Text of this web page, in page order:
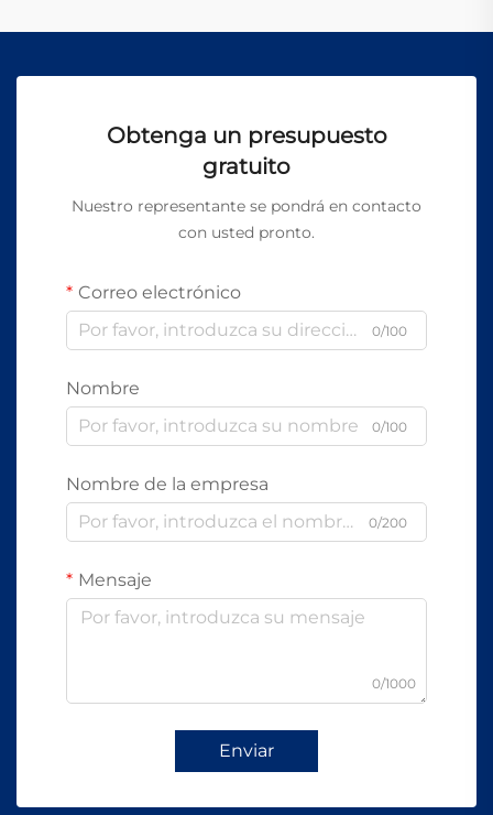
Obtenga un presupuesto
gratuito
Nuestro representante se pondrá en contacto
con usted pronto.
Correo electrónico
0/100
Nombre
0/100
Nombre de la empresa
0/200
Mensaje
0/1000
Enviar